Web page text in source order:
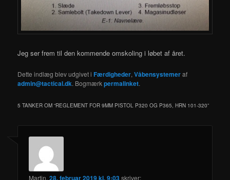
Jeg ser frem til den kommende omskoling i løbet af året.
Dette indlæg blev udgivet iFærdigheder,Våbensystemeraf
admin@tactical.dk. Bogmærkpermalinket.
5 TANKER OM “REGLEMENT FOR 9MM PISTOL P320 OG P365, HRN 101-320”
Martin,28. februar 2019 kl. 9:03skriver: